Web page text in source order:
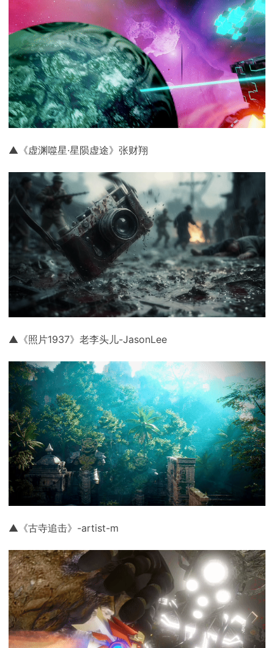
▲《虚渊噬星·星陨虚途》张财翔
▲《照片1937》老李头儿-JasonLee
▲《古寺追击》-artist-m